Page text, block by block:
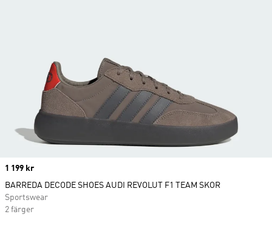
Price
1 199 kr
BARREDA DECODE SHOES AUDI REVOLUT F1 TEAM SKOR
Sportswear
2 färger